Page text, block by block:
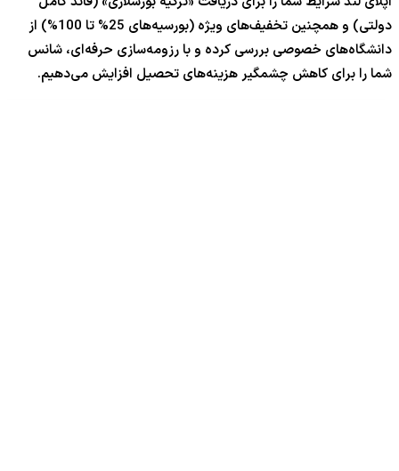
دولتی) و همچنین تخفیف‌های ویژه (بورسیه‌های
25% تا 100%
) از
دانشگاه‌های خصوصی بررسی کرده و با رزومه‌سازی حرفه‌ای، شانس
شما را برای کاهش چشمگیر هزینه‌های تحصیل افزایش می‌دهیم.